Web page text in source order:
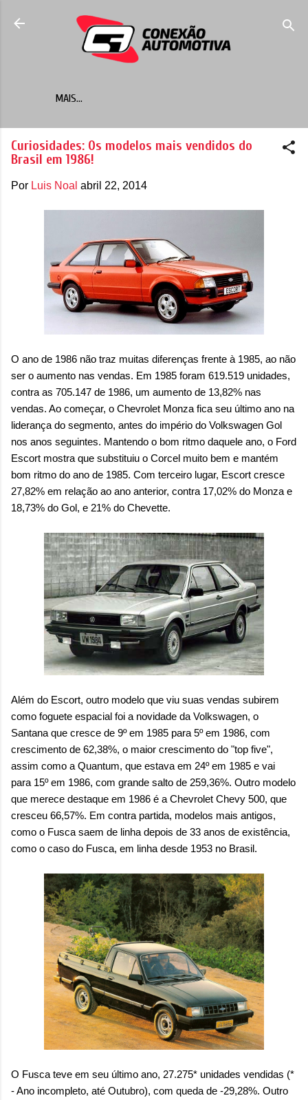
Pular para o conteúdo principal
MAIS…
Curiosidades: Os modelos mais vendidos do
Brasil em 1986!
Por Luis Noal abril 22, 2014
O ano de 1986 não traz muitas diferenças frente à 1985, ao não
ser o aumento nas vendas. Em 1985 foram 619.519 unidades,
contra as 705.147 de 1986, um aumento de 13,82% nas
vendas. Ao começar, o Chevrolet Monza fica seu último ano na
liderança do segmento, antes do império do Volkswagen Gol
nos anos seguintes. Mantendo o bom ritmo daquele ano, o Ford
Escort mostra que substituiu o Corcel muito bem e mantém
bom ritmo do ano de 1985. Com terceiro lugar, Escort cresce
27,82% em relação ao ano anterior, contra 17,02% do Monza e
18,73% do Gol, e 21% do Chevette.
Além do Escort, outro modelo que viu suas vendas subirem
como foguete espacial foi a novidade da Volkswagen, o
Santana que cresce de 9º em 1985 para 5º em 1986, com
crescimento de 62,38%, o maior crescimento do "top five",
assim como a Quantum, que estava em 24º em 1985 e vai
para 15º em 1986, com grande salto de 259,36%. Outro modelo
que merece destaque em 1986 é a Chevrolet Chevy 500, que
cresceu 66,57%. Em contra partida, modelos mais antigos,
como o Fusca saem de linha depois de 33 anos de existência,
como o caso do Fusca, em linha desde 1953 no Brasil.
O Fusca teve em seu último ano, 27.275* unidades vendidas (*
- Ano incompleto, até Outubro), com queda de -29,28%. Outro